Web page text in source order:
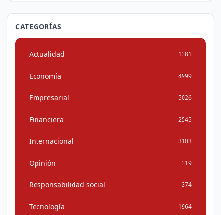
CATEGORÍAS
Actualidad 1381
Economía 4999
Empresarial 5026
Financiera 2545
Internacional 3103
Opinión 319
Responsabilidad social 374
Tecnología 1964